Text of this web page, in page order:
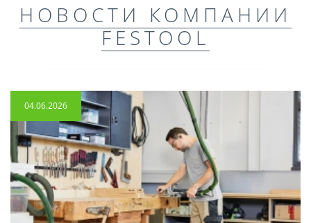
НОВОСТИ КОМПАНИИ
FESTOOL
04.06.2026